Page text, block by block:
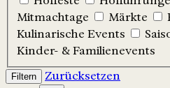
Mitmachtage
Märkte
Kulinarische Events
Kinder- & Familienevents
Filtern
Zurücksetzen